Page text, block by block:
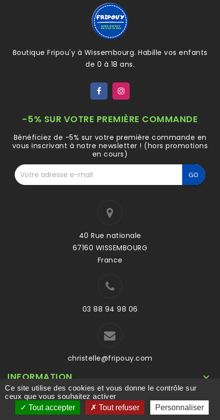
Boutique Fripou'y à Wissembourg. Habille vos enfants
de 0 à 18 ans.
-5% SUR VOTRE PREMIÈRE COMMANDE
Bénéficiez de -5% sur votre première commande en
vous inscrivant à notre newsletter ! (hors promotions
en cours)
40 Rue nationale
67160 WISSEMBOURG
France
03 88 94 98 06
christelle@fripouy.com
INFORMATION 
VOTRE COMPTE
Ce site utilise des cookies et vous donne le contrôle sur
ceux que vous souhaitez activer
Tout accepter
Tout refuser Personnaliser